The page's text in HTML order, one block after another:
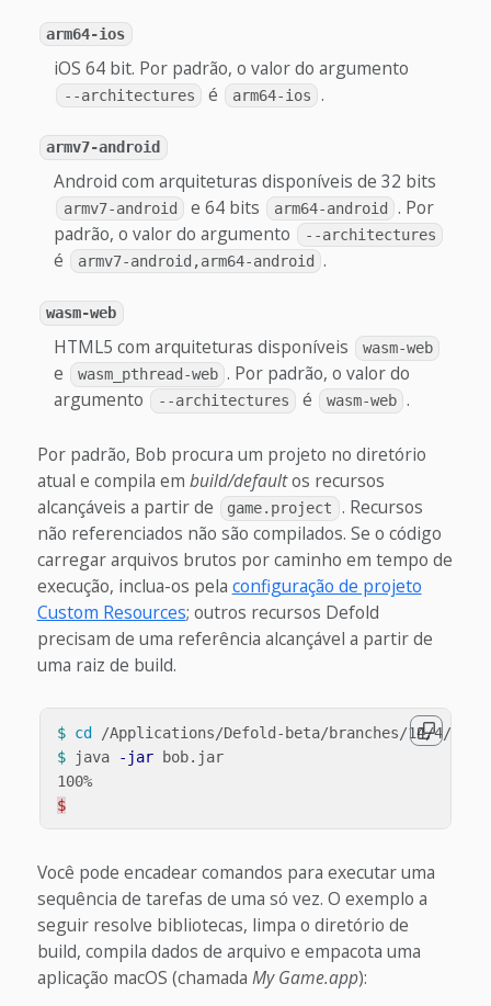
arm64-ios
iOS 64 bit. Por padrão, o valor do argumento
--architectures é arm64-ios .
armv7-android
Android com arquiteturas disponíveis de 32 bits
armv7-android e 64 bits arm64-android
. Por
padrão, o valor do argumento
--architectures
é armv7-android,arm64-android .
wasm-web
HTML5 com arquiteturas disponíveis wasm-web
e wasm_pthread-web . Por padrão, o valor do
argumento
--architectures é wasm-web .
Por padrão, Bob procura um projeto no diretório
atual e compila em build/defaultos recursos
alcançáveis a partir de
game.project
. Recursos
não referenciados não são compilados. Se o código
carregar arquivos brutos por caminho em tempo de
execução, inclua-os pela configuração de projeto
Custom Resources; outros recursos Defold
precisam de uma referência alcançável a partir de
uma raiz de build.
$ cd
$
java -jar bob.jar
$
Você pode encadear comandos para executar uma
sequência de tarefas de uma só vez. O exemplo a
seguir resolve bibliotecas, limpa o diretório de
build, compila dados de arquivo e empacota uma
aplicação macOS (chamada My Game.app):